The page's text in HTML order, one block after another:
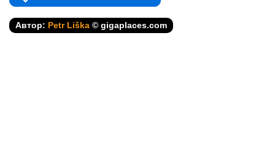
Автор: Petr Liška © gigaplaces.com